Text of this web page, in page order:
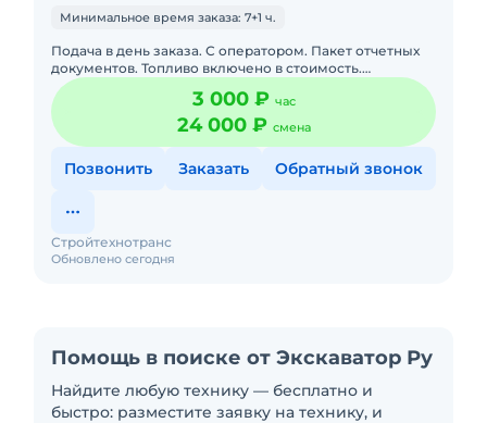
Минимальное время заказа: 7+1 ч.
Подача в день заказа. С оператором. Пакет отчетных
документов. Топливо включено в стоимость.
Долгосрочная аренда. Краткосрочная аренда. Техника
с малой наработк
3 000 ₽ час
24 000 ₽ смена
Позвонить Заказать Обратный звонок
Обновлено сегодня
Стройтехнотранс
Помощь в поиске от Экскаватор Ру
Найдите любую технику — бесплатно и
быстро: разместите заявку на технику, и